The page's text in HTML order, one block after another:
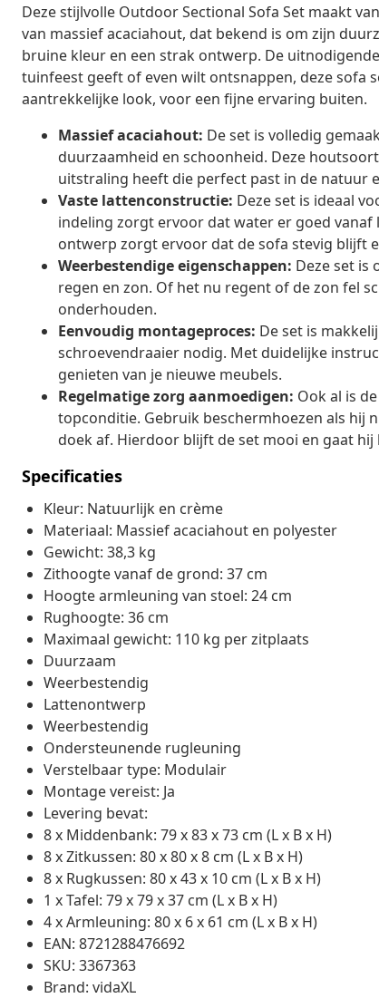
Deze stijlvolle Outdoor Sectional Sofa Set maakt
van massief acaciahout, dat bekend is om zijn
bruine kleur en een strak ontwerp. De
tuinfeest geeft of even wilt ontsnappen, deze sofa
aantrekkelijke look, voor een fijne ervaring buiten.
Massief acaciahout: De set is volledig
duurzaamheid en schoonheid. Deze
uitstraling heeft die perfect past in de natuur
Vaste lattenconstructie: Deze set is ideaal
indeling zorgt ervoor dat water er goed
ontwerp zorgt ervoor dat de sofa stevig blijft
Weerbestendige eigenschappen: Deze set
regen en zon. Of het nu regent of de zon fel
onderhouden.
Eenvoudig montageproces: De set is
schroevendraaier nodig. Met duidelijke
genieten van je nieuwe meubels.
Regelmatige zorg aanmoedigen: Ook al is
topconditie. Gebruik beschermhoezen als hij
doek af. Hierdoor blijft de set mooi en gaat hij
Specificaties
Kleur: Natuurlijk en crème
Materiaal: Massief acaciahout en polyester
Gewicht: 38,3 kg
Zithoogte vanaf de grond: 37 cm
Hoogte armleuning van stoel: 24 cm
Rughoogte: 36 cm
Maximaal gewicht: 110 kg per zitplaats
Duurzaam
Weerbestendig
Lattenontwerp
Weerbestendig
Ondersteunende rugleuning
Verstelbaar type: Modulair
Montage vereist: Ja
Levering bevat:
8 x Middenbank: 79 x 83 x 73 cm (L x B x H)
8 x Zitkussen: 80 x 80 x 8 cm (L x B x H)
8 x Rugkussen: 80 x 43 x 10 cm (L x B x H)
1 x Tafel: 79 x 79 x 37 cm (L x B x H)
4 x Armleuning: 80 x 6 x 61 cm (L x B x H)
EAN: 8721288476692
SKU: 3367363
Brand: vidaXL